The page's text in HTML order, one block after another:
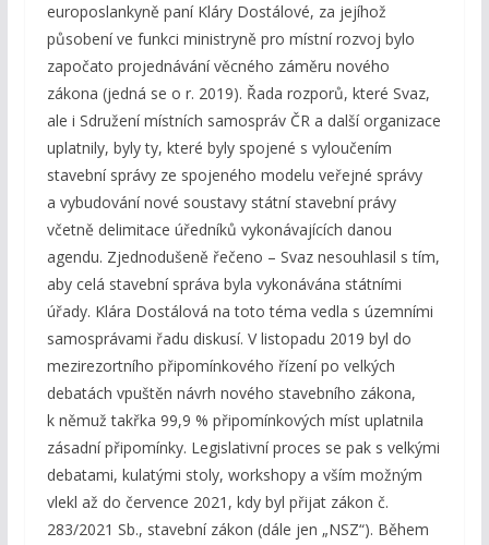
europoslankyně paní Kláry Dostálové, za jejíhož
působení ve funkci ministryně pro místní rozvoj bylo
započato projednávání věcného záměru nového
zákona (jedná se o r. 2019). Řada rozporů, které Svaz,
ale i Sdružení místních samospráv ČR a další organizace
uplatnily, byly ty, které byly spojené s vyloučením
stavební správy ze spojeného modelu veřejné správy
a vybudování nové soustavy státní stavební právy
včetně delimitace úředníků vykonávajících danou
agendu. Zjednodušeně řečeno – Svaz nesouhlasil s tím,
aby celá stavební správa byla vykonávána státními
úřady. Klára Dostálová na toto téma vedla s územními
samosprávami řadu diskusí. V listopadu 2019 byl do
mezirezortního připomínkového řízení po velkých
debatách vpuštěn návrh nového stavebního zákona,
k němuž takřka 99,9 % připomínkových míst uplatnila
zásadní připomínky. Legislativní proces se pak s velkými
debatami, kulatými stoly, workshopy a vším možným
vlekl až do července 2021, kdy byl přijat zákon č.
283/2021 Sb., stavební zákon (dále jen „NSZ“). Během